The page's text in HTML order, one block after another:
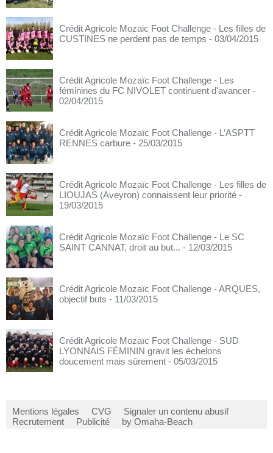
Crédit Agricole Mozaic Foot Challenge - Les filles de
CUSTINES ne perdent pas de temps - 03/04/2015
Crédit Agricole Mozaïc Foot Challenge - Les
féminines du FC NIVOLET continuent d'avancer -
02/04/2015
Crédit Agricole Mozaïc Foot Challenge - L’ASPTT
RENNES carbure - 25/03/2015
Crédit Agricole Mozaïc Foot Challenge - Les filles de
LIOUJAS (Aveyron) connaissent leur priorité -
19/03/2015
Crédit Agricole Mozaïc Foot Challenge - Le SC
SAINT CANNAT, droit au but... - 12/03/2015
Crédit Agricole Mozaïc Foot Challenge - ARQUES,
objectif buts - 11/03/2015
Crédit Agricole Mozaïc Foot Challenge - SUD
LYONNAIS FÉMININ gravit les échelons
doucement mais sûrement - 05/03/2015
Mentions légales CVG
Signaler un contenu abusif
Recrutement
Publicité by Omaha-Beach